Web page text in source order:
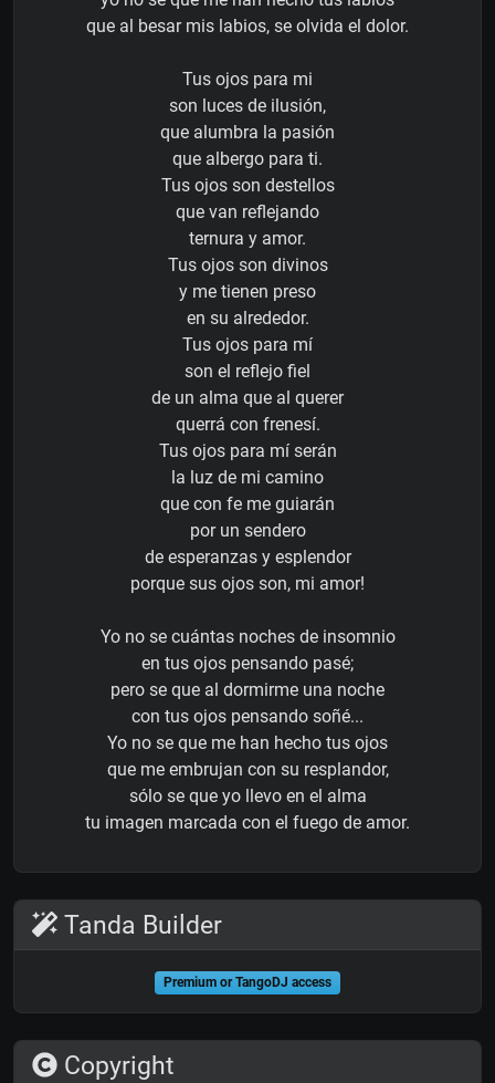
que al besar mis labios, se olvida el dolor.
Tus ojos para mi
son luces de ilusión,
que alumbra la pasión
que albergo para ti.
Tus ojos son destellos
que van reflejando
ternura y amor.
Tus ojos son divinos
y me tienen preso
en su alrededor.
Tus ojos para mí
son el reflejo fiel
de un alma que al querer
querrá con frenesí.
Tus ojos para mí serán
la luz de mi camino
que con fe me guiarán
por un sendero
de esperanzas y esplendor
porque sus ojos son, mi amor!
Yo no se cuántas noches de insomnio
en tus ojos pensando pasé;
pero se que al dormirme una noche
con tus ojos pensando soñé...
Yo no se que me han hecho tus ojos
que me embrujan con su resplandor,
sólo se que yo llevo en el alma
tu imagen marcada con el fuego de amor.
Tanda Builder
Premium or TangoDJ access
Copyright